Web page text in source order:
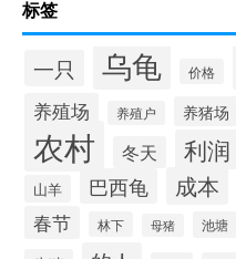
标签
一只 乌龟 价格
养殖场 养殖户 养猪场
农村 冬天 利润
山羊 巴西龟 成本
春节
林下 母猪 池塘